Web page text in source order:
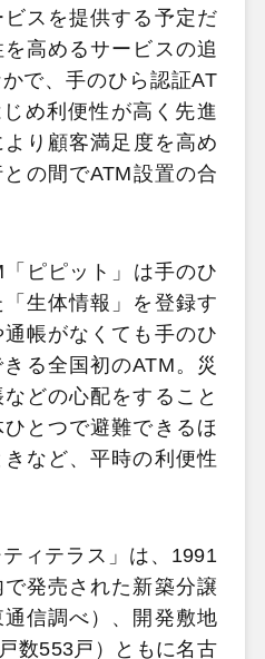
スを提供する予定だ
高めるサービスの追
で、手のひら認証AT
め利便性が高く先進
り顧客満足度を高め
の間でATM設置の合
ピピット」は手のひ
生体情報」を登録す
帳がなくても手のひ
る全国初のATM。災
どの心配をすること
とつで避難できるほ
など、平時の利便性
ィテラス」は、1991
発売された新築分譲
信調べ）、開発敷地
数553戸）ともに名古